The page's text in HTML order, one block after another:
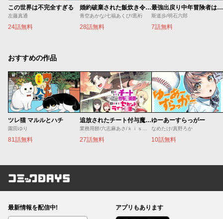
この世界は不完全すぎる
左藤真通
24話無料
婚約破棄された飯炊き令嬢の私は冷酷公爵と専属契約しました～ですが胃袋を掴んだ結果、冷たかった公爵様がどんどん優しくなっています～
青空あかな/七福あくび/黒裄
28話無料
最強出戻り中年冒険者は、今さら命なんてかけたくない
斯道歩/明石六郎
7話無料
おすすめの作品
ツレ猫 マルルとハチ
園田ゆり
81話無料
追放されたチート付与魔術師は気ままなセカンドライフを謳歌する。 ～俺は武器だけじゃなく、あらゆるものに『強化ポイント』を付与できるし、俺の意思でいつでも効果を解除できるけど、残った人たち大丈夫？～
27話無料
ゆーあーすらっがー
なめたけ/真野ろか
10話無料
コミックDAYS
最新情報を配信中! アプリもあります